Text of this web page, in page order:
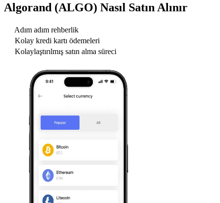
Algorand (ALGO) Nasıl Satın Alınır
Adım adım rehberlik
Kolay kredi kartı ödemeleri
Kolaylaştırılmış satın alma süreci